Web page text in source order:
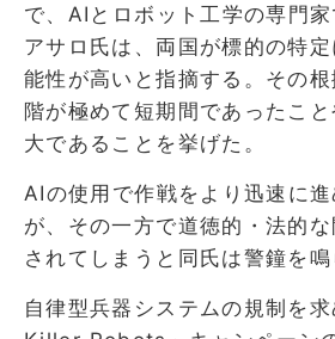
で、AIとロボット工学の専門家
アサロ氏は、両国が標的の特
能性が高いと指摘する。その
階が極めて短期間であったこ
大であることを挙げた。
AIの使用で作戦をより迅速に
が、その一方で道徳的・法的
されてしまうと同氏は警鐘を鳴
自律型兵器システムの規制を